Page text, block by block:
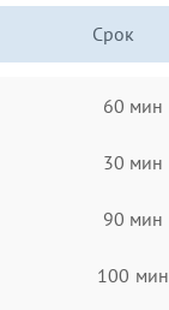
Срок
60 мин
30 мин
90 мин
100 мин